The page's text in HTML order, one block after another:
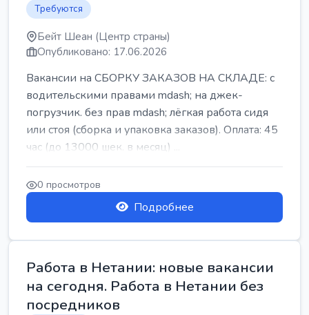
Требуются
Бейт Шеан (Центр страны)
Опубликовано: 17.06.2026
Вакансии на СБОРКУ ЗАКАЗОВ НА СКЛАДЕ: с
водительскими правами mdash; на джек-
погрузчик. без прав mdash; лёгкая работа сидя
или стоя (сборка и упаковка заказов). Оплата: 45
час (до 13000 шек. в месяц) ...
0 просмотров
Подробнее
Работа в Нетании: новые вакансии
на сегодня. Работа в Нетании без
посредников